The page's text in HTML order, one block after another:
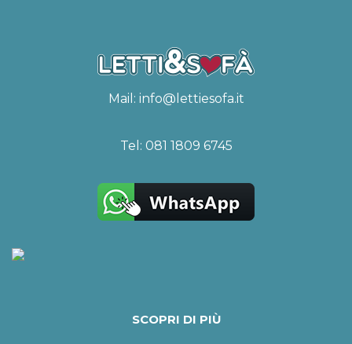
Mail: info@lettiesofa.it
Tel: 081 1809 6745
SCOPRI DI PIÙ